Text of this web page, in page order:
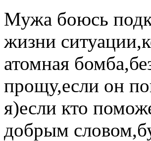
Мужа боюсь
жизни
атомная
прощу,если он
я)если кто
добрым